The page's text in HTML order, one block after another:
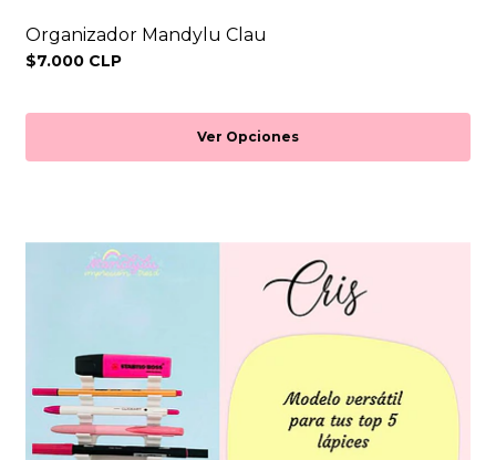
Organizador Mandylu Clau
$7.000 CLP
Ver Opciones